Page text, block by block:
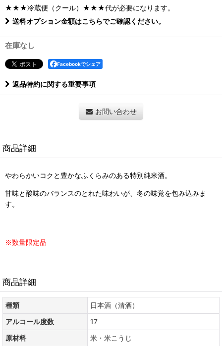
★★★冷蔵便（クール）★★★代が必要になります。
送料オプション金額はこちらでご確認ください。
在庫なし
Facebookでシェア
返品特約に関する重要事項
お問い合わせ
商品詳細
やわらかいコクと豊かなふくらみのある特別純米酒。
甘味と酸味のバランスのとれた味わいが、冬の味覚を包み込みま
す。
※数量限定品
商品詳細
種類
日本酒（清酒）
アルコール度数
17
原材料
米・米こうじ